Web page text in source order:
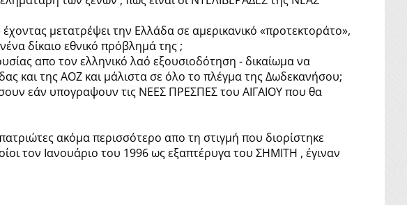
μετατρέψει την Ελλάδα σε αμερικανικό «προτεκτοράτο»,
δίκαιο εθνικό πρόβλημά της ;
απο τον ελληνικό λαό εξουσιοδότηση - δικαίωμα να
και της ΑΟΖ και μάλιστα σε όλο το πλέγμα της Δωδεκανήσου;
εάν υπογραψουν τις ΝΕΕΣ ΠΡΕΣΠΕΣ του ΑΙΓΑΙΟΥ που θα
ακόμα περισσότερο απο τη στιγμή που διορίστηκε
τον Ιανουάριο του 1996 ως εξαπτέρυγα του ΣΗΜΙΤΗ , έγιναν